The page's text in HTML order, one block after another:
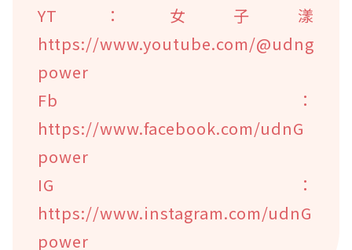
YT：女子漾
https://www.youtube.com/@udng
power
Fb：
https://www.facebook.com/udnG
power
IG：
https://www.instagram.com/udnG
power